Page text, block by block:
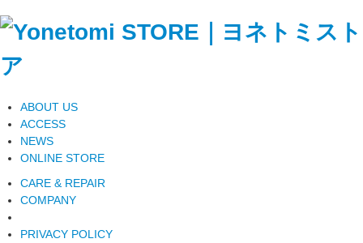
ABOUT US
ACCESS
NEWS
ONLINE STORE
CARE & REPAIR
COMPANY
PRIVACY POLICY